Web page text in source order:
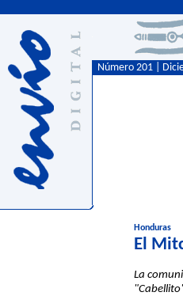
Número 201 |
Honduras
El
La